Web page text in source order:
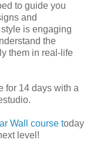
to guide you
and
is engaging
the
them in real-life
for 14 days with a
Wall course today
level!